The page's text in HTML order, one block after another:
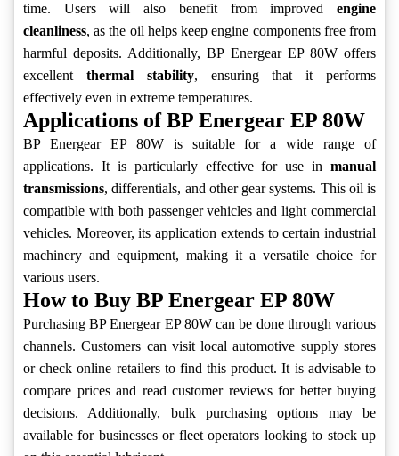
time. Users will also benefit from improved engine
cleanliness, as the oil helps keep engine components free from
harmful deposits. Additionally, BP Energear EP 80W offers
excellent thermal stability, ensuring that it performs
effectively even in extreme temperatures.
Applications of BP Energear EP 80W
BP Energear EP 80W is suitable for a wide range of
applications. It is particularly effective for use in manual
transmissions, differentials, and other gear systems. This oil is
compatible with both passenger vehicles and light commercial
vehicles. Moreover, its application extends to certain industrial
machinery and equipment, making it a versatile choice for
various users.
How to Buy BP Energear EP 80W
Purchasing BP Energear EP 80W can be done through various
channels. Customers can visit local automotive supply stores
or check online retailers to find this product. It is advisable to
compare prices and read customer reviews for better buying
decisions. Additionally, bulk purchasing options may be
available for businesses or fleet operators looking to stock up